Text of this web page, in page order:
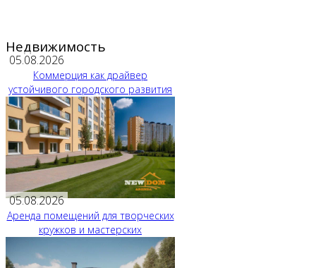
Недвижимость
05.08.2026
Коммерция как драйвер
устойчивого городского развития
05.08.2026
Аренда помещений для творческих
кружков и мастерских